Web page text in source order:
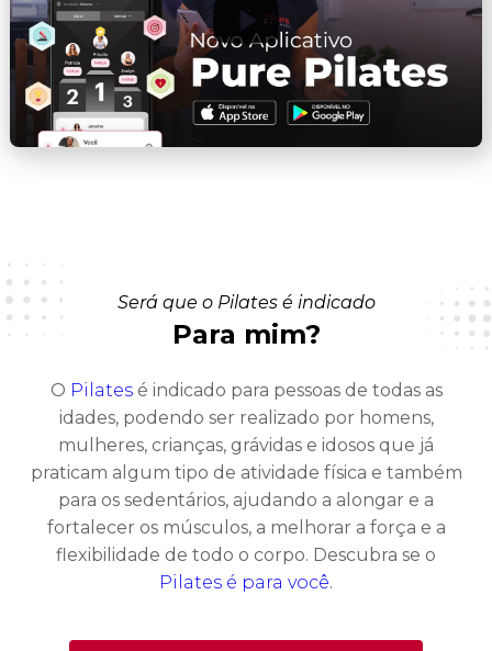
Será que o Pilates é indicado
Para mim?
O Pilatesé indicado para pessoas de todas as
idades, podendo ser realizado por homens,
mulheres, crianças, grávidas e idosos que já
praticam algum tipo de atividade física e também
para os sedentários, ajudando a alongar e a
fortalecer os músculos, a melhorar a força e a
flexibilidade de todo o corpo. Descubra se o
Pilates é para você.